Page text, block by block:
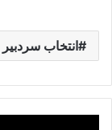
انتخاب سردبیر